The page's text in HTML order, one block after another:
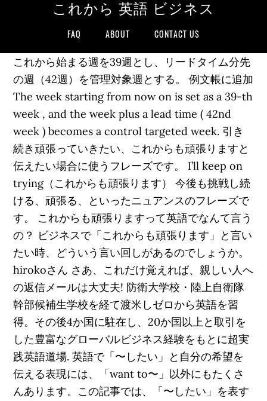
これから 英語 ビジネス
FAQ ABOUT CONTACT US
これから始まる週を39週とし、リードタイム分先
の週（42週）を管理対象週とする。 例文帳に追加
The week starting from now on is set as a 39-th
week , and the week plus a lead time ( 42nd
week ) becomes a control targeted week. 引き
続き頑張っていきたい、これからも頑張りますと
伝えたい場合に使うフレーズです。 I’ll keep on
trying（これからも頑張ります） 今後も挑戦し続
ける、頑張る、といったニュアンスのフレーズで
す。 これからも頑張りますって英語でなんて言う
の？ ビジネスで「これからも頑張ります」と言い
たい時、どういう言い回しがあるのでしょうか。
hirokoさん さあ、これだけ覚えれば、親しい人へ
の返信メールは大丈夫! 防衛大学校・陸上自衛隊
幹部候補生学校を経て渡米しゼロから英語を習
得。その後4か国に駐在し、20か国以上と取引を
した豊富なグローバルビジネス経験をもとに超実
践英語道場. 英語で「〜したい」と自分の希望を
伝える表現には、「want to〜」以外にもたくさ
んあります。この記事では、「〜したい」を表す